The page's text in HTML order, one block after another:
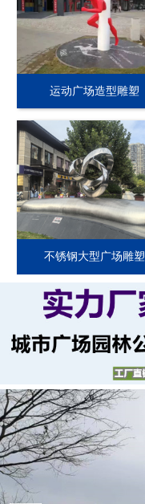
运动广场造型雕塑
不锈钢大型广场雕塑